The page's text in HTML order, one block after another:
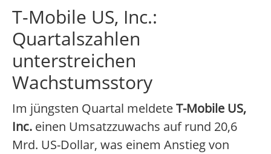
T-Mobile US, Inc.:
Quartalszahlen
unterstreichen
Wachstumsstory
Im jüngsten Quartal meldeteT-Mobile US,
Inc. einen Umsatzzuwachs auf rund 20,6
Mrd. US-Dollar, was einem Anstieg von